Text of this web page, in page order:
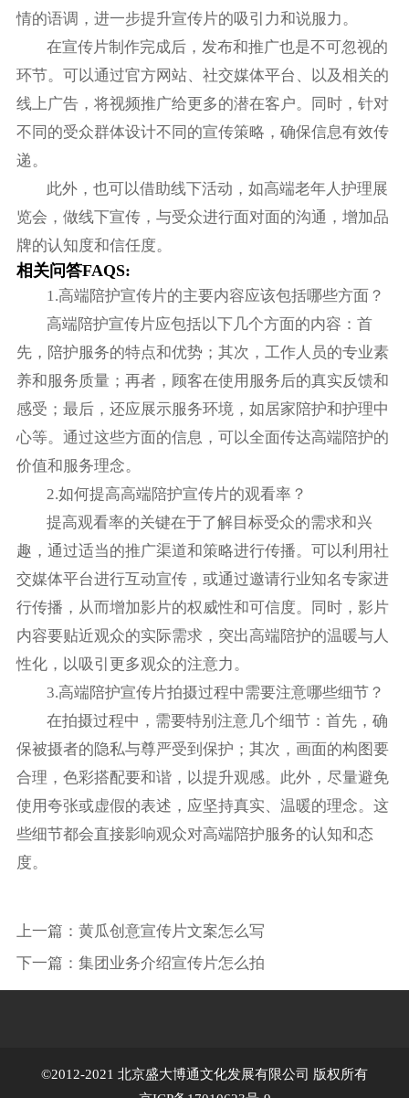
情的语调，进一步提升宣传片的吸引力和说服力。
在宣传片制作完成后，发布和推广也是不可忽视的
环节。可以通过官方网站、社交媒体平台、以及相关的
线上广告，将视频推广给更多的潜在客户。同时，针对
不同的受众群体设计不同的宣传策略，确保信息有效传
递。
此外，也可以借助线下活动，如高端老年人护理展
览会，做线下宣传，与受众进行面对面的沟通，增加品
牌的认知度和信任度。
相关问答FAQS:
1.高端陪护宣传片的主要内容应该包括哪些方面？
高端陪护宣传片应包括以下几个方面的内容：首
先，陪护服务的特点和优势；其次，工作人员的专业素
养和服务质量；再者，顾客在使用服务后的真实反馈和
感受；最后，还应展示服务环境，如居家陪护和护理中
心等。通过这些方面的信息，可以全面传达高端陪护的
价值和服务理念。
2.如何提高高端陪护宣传片的观看率？
提高观看率的关键在于了解目标受众的需求和兴
趣，通过适当的推广渠道和策略进行传播。可以利用社
交媒体平台进行互动宣传，或通过邀请行业知名专家进
行传播，从而增加影片的权威性和可信度。同时，影片
内容要贴近观众的实际需求，突出高端陪护的温暖与人
性化，以吸引更多观众的注意力。
3.高端陪护宣传片拍摄过程中需要注意哪些细节？
在拍摄过程中，需要特别注意几个细节：首先，确
保被摄者的隐私与尊严受到保护；其次，画面的构图要
合理，色彩搭配要和谐，以提升观感。此外，尽量避免
使用夸张或虚假的表述，应坚持真实、温暖的理念。这
些细节都会直接影响观众对高端陪护服务的认知和态
度。
上一篇： 黄瓜创意宣传片文案怎么写
下一篇： 集团业务介绍宣传片怎么拍
©2012-2021 北京盛大博通文化发展有限公司 版权所有